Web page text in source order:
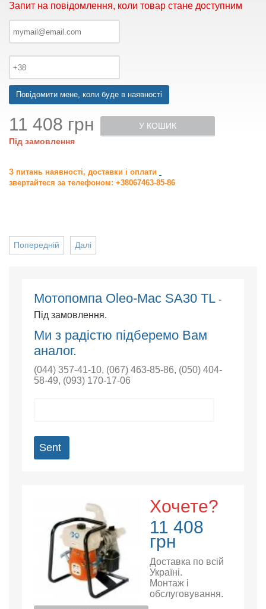
Запит на повідомлення, коли товар стане доступним
Повідомити мене, коли буде в наявності
11 408 грн
Під замовлення
У КОШИК
З питань наявності, доставки і оплати
звертайтеся за телефоном: +38067463-85-86
Далі
Попередній
Мотопомпа Oleo-Mac SА30 ТL -
Під замовлення.
Ми з радістю підберемо Вам
аналог.
(044) 357-41-10, (067) 463-85-86, (050) 404-
58-49, (093) 170-17-06
Sent
Хочете?
11 408
грн
Доставка по всій
Україні.
Монтаж і
обслуговування.